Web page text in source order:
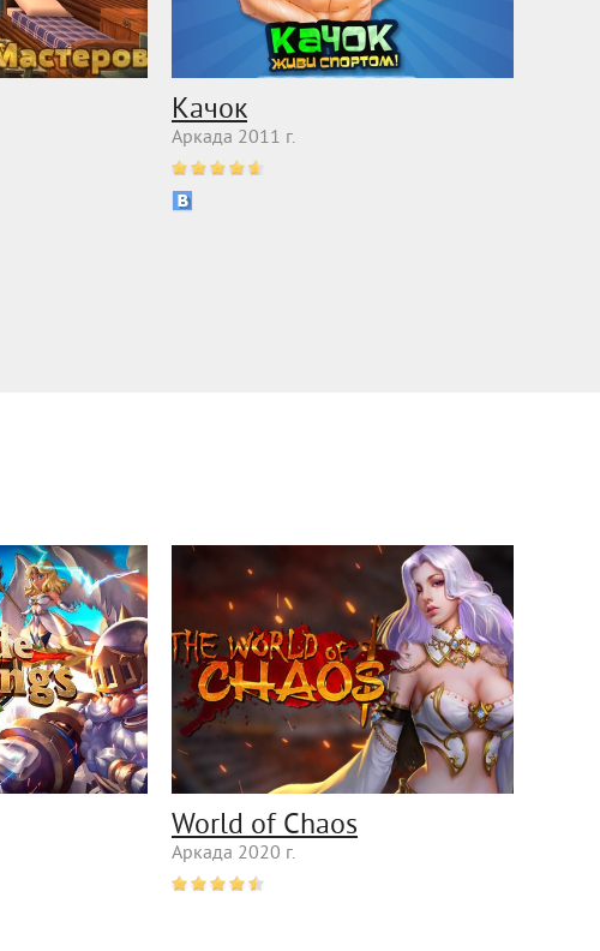
Качок
Аркада 2011 г.
World of Chaos
Аркада 2020 г.